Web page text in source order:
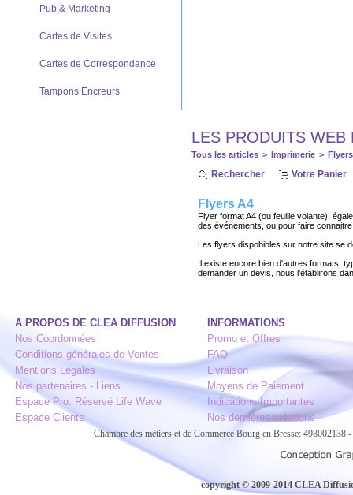
Pub & Marketing
Cartes de Visites
Cartes de Correspondance
Tampons Encreurs
LES PRODUITS
Tous les articles > Imprimerie >
Rechercher Votre Panier
Flyers A4
Flyer format A4 (ou feuille volante),
des événements, ou pour faire
Les flyers dispobibles sur notre site se
Il existe encore bien d'autres formats,
demander un devis, nous l'établirons
A PROPOS DE CLEA DIFFUSION
INFORMATIONS
Nos Coordonnées
Promo et Offres
Conditions générales de Ventes
FAQ
Mentions Légales
Livraison
Nos partenaires - Liens
Moyens de Paiement
Espace Pro. Réservé Life Wave
Indications Importantes
Espace Clients
Nos dernières créations
Chambre des métiers et de Commerce Bourg en Bresse: 498002138
copyright © 2009-2014 CLEA